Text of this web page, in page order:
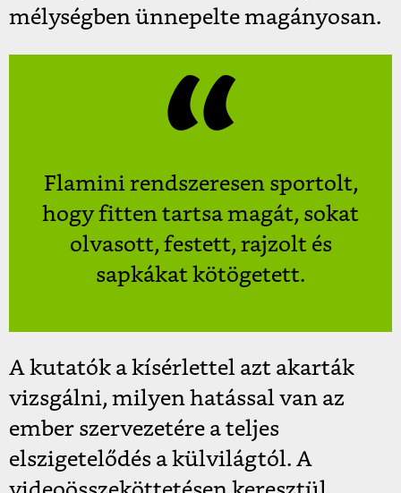
mélységben ünnepelte magányosan.
Flamini rendszeresen sportolt,
hogy fitten tartsa magát, sokat
olvasott, festett, rajzolt és
sapkákat kötögetett.
A kutatók a kísérlettel azt akarták
vizsgálni, milyen hatással van az
ember szervezetére a teljes
elszigetelődés a külvilágtól. A